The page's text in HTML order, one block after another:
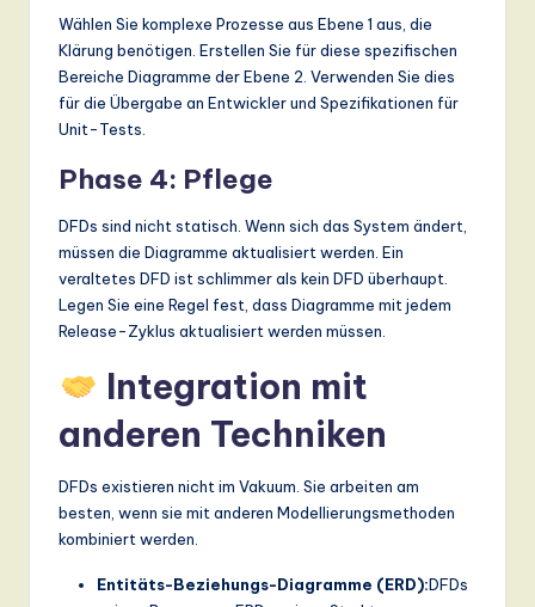
Wählen Sie komplexe Prozesse aus Ebene 1 aus, die
Klärung benötigen. Erstellen Sie für diese spezifischen
Bereiche Diagramme der Ebene 2. Verwenden Sie dies
für die Übergabe an Entwickler und Spezifikationen für
Unit-Tests.
Phase 4: Pflege
DFDs sind nicht statisch. Wenn sich das System ändert,
müssen die Diagramme aktualisiert werden. Ein
veraltetes DFD ist schlimmer als kein DFD überhaupt.
Legen Sie eine Regel fest, dass Diagramme mit jedem
Release-Zyklus aktualisiert werden müssen.
Integration mit
anderen Techniken
DFDs existieren nicht im Vakuum. Sie arbeiten am
besten, wenn sie mit anderen Modellierungsmethoden
kombiniert werden.
Entitäts-Beziehungs-Diagramme (ERD):DFDs